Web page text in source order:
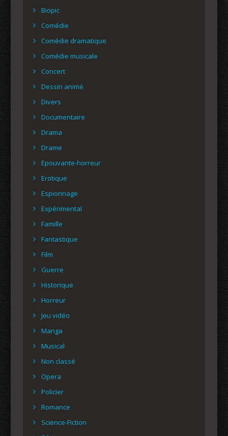
Biopic
Comédie
Comédie dramatique
Comédie musicale
Concert
Dessin animé
Divers
Documentaire
Drama
Drame
Epouvante-horreur
Erotique
Espionnage
Expérimental
Famille
Fantastique
Film
Guerre
Historique
Horreur
Jeu vidéo
Manga
Musical
Non classé
Opera
Policier
Romance
Science-Fiction